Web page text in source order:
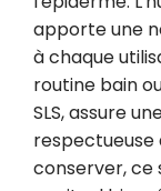
apporte une
à chaque
routine bain
SLS, assure
respectueuse
conserver, ce